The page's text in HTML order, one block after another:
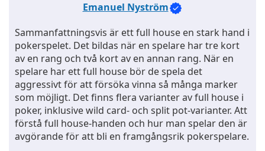
Emanuel Nyström
Sammanfattningsvis är ett full house en stark hand i
pokerspelet. Det bildas när en spelare har tre kort
av en rang och två kort av en annan rang. När en
spelare har ett full house bör de spela det
aggressivt för att försöka vinna så många marker
som möjligt. Det finns flera varianter av full house i
poker, inklusive wild card- och split pot-varianter. Att
förstå full house-handen och hur man spelar den är
avgörande för att bli en framgångsrik pokerspelare.